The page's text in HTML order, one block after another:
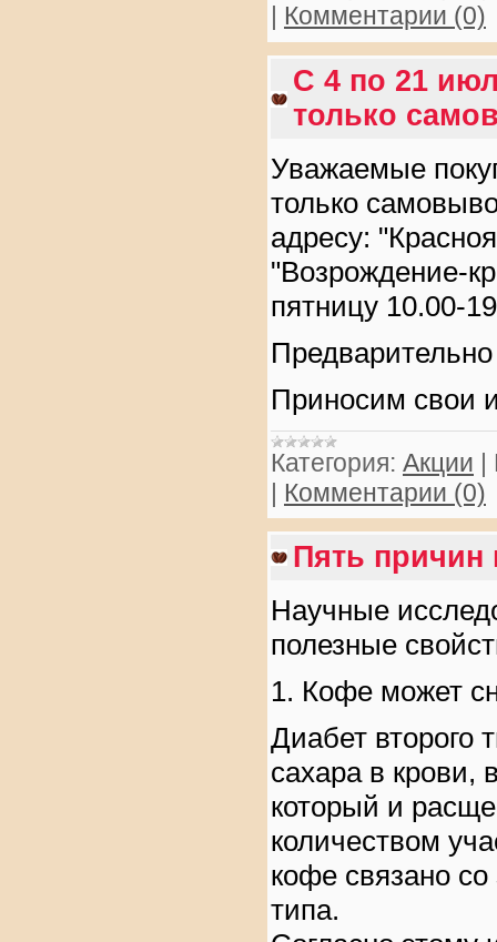
| Комментарии (0)
С 4 по 21
только
Уважаемые
только
адресу:
"Возрождение-
пятницу 10.00-
Приносим свои
Категория: Акции
Комментарии (0)
Пять причин
Научные
полезные
1. Кофе может
Диабет второго
сахара в крови,
который и
количеством
кофе связано
типа.